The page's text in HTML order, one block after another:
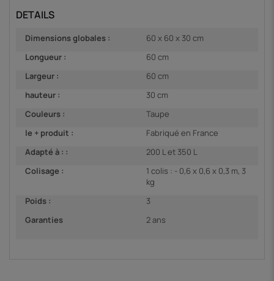
DETAILS
Dimensions globales :
60 x 60 x 30 cm
Longueur :
60 cm
Largeur :
60 cm
hauteur :
30 cm
Couleurs :
Taupe
le + produit :
Fabriqué en France
Adapté à : :
200 L et 350 L
Colisage :
1 colis : - 0,6 x 0,6 x 0,3 m, 3
kg
Poids :
3
Garanties
2 ans